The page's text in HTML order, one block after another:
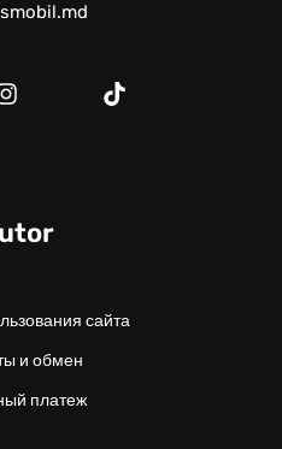
сайта
и обмен
платеж